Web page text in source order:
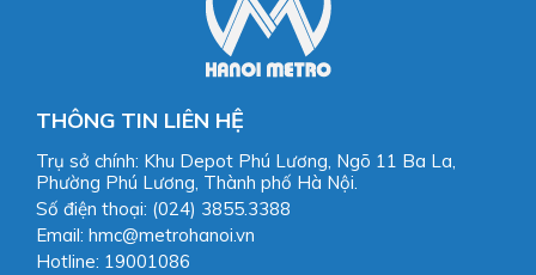
THÔNG TIN LIÊN HỆ
Trụ sở chính: Khu Depot Phú Lương, Ngõ 11 Ba La,
Phường Phú Lương, Thành phố Hà Nội.
Số điện thoại: (024) 3855.3388
Email: hmc@metrohanoi.vn
Hotline: 19001086